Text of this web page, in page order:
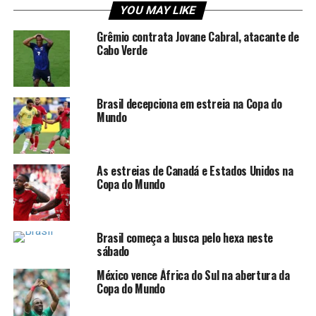
Copa do Mundo terá três países
sede
O mundial terá três sedes, EUA, México e Canada. Serão
48 países disputando o torneio, em 104 jogos,78 deles
disputados em território norte americano.
As seleções estão divididas em 12 grupos, cada um com
quatro equipes. Os jogos se darão entre os integrantes
de cada chave. Os dois primeiros colocados avançam na
competição, juntamente com os oito melhores terceiros.
Grande final ocorrerá nos Estados
Daí para frente, começam os mata-mata – com uma
rodada a mais que as edições anteriores da Copa. O
YOU MAY LIKE
Grêmio contrata Jovane Cabral, atacante de
Cabo Verde
Brasil decepciona em estreia na Copa do
Mundo
As estreias de Canadá e Estados Unidos na
Copa do Mundo
Brasil começa a busca pelo hexa neste
sábado
México vence África do Sul na abertura da
Copa do Mundo